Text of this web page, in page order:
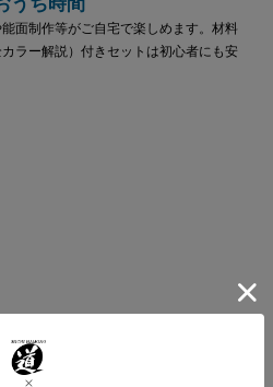
面制作等がご自宅で楽しめます。材料
カラー解説）付きセットは初心者にも安